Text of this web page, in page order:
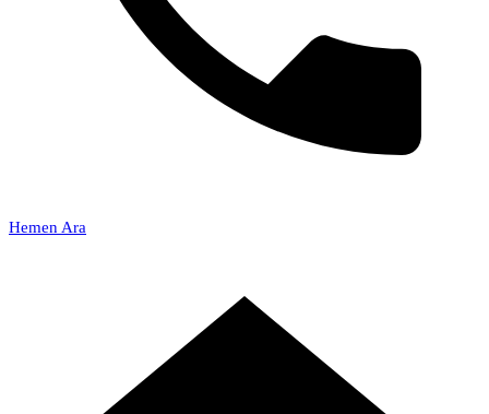
Hemen Ara